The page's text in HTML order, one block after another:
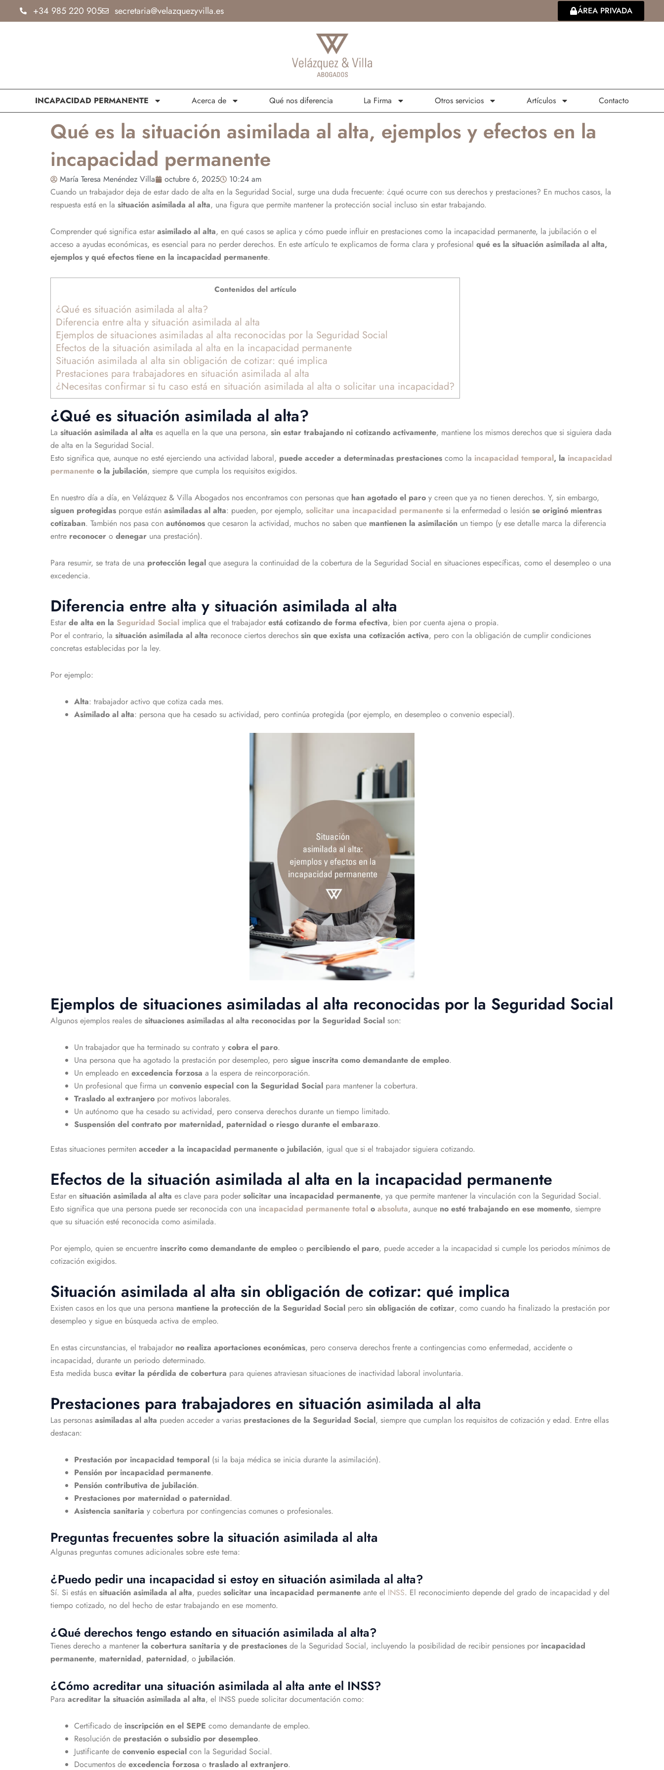
+34 985 220 905 secretaria@velazquezyvilla.es ÁREA PRIVADA
INCAPACIDAD PERMANENTE Acerca de Qué nos diferencia La Firma Otros servicios Artículos Contacto
Qué es la situación asimilada al alta, ejemplos y efectos en la
incapacidad permanente
María Teresa Menéndez Villa octubre 6, 2025
10:24 am
Cuando un trabajador deja de estar dado de alta en la Seguridad Social, surge una duda frecuente: ¿qué ocurre con sus derechos y prestaciones? En muchos casos, la
respuesta está en la situación asimilada al alta, una figura que permite mantener la protección social incluso sin estar trabajando.
Comprender qué significa estar asimilado al alta, en qué casos se aplica y cómo puede influir en prestaciones como la incapacidad permanente, la jubilación o el
acceso a ayudas económicas, es esencial para no perder derechos. En este artículo te explicamos de forma clara y profesional qué es la situación asimilada al alta,
ejemplos y qué efectos tiene en la incapacidad permanente.
Contenidos del artículo
¿Qué es situación asimilada al alta?
Diferencia entre alta y situación asimilada al alta
Ejemplos de situaciones asimiladas al alta reconocidas por la Seguridad Social
Efectos de la situación asimilada al alta en la incapacidad permanente
Situación asimilada al alta sin obligación de cotizar: qué implica
Prestaciones para trabajadores en situación asimilada al alta
¿Necesitas confirmar si tu caso está en situación asimilada al alta o solicitar una incapacidad?
¿Qué es situación asimilada al alta?
La situación asimilada al alta es aquella en la que una persona, sin estar trabajando ni cotizando activamente, mantiene los mismos derechos que si siguiera dada
de alta en la Seguridad Social.
Esto significa que, aunque no esté ejerciendo una actividad laboral, puede acceder a determinadas prestaciones como la incapacidad temporal, la incapacidad
permanente o la jubilación, siempre que cumpla los requisitos exigidos.
En nuestro día a día, en Velázquez & Villa Abogados nos encontramos con personas que han agotado el paro y creen que ya no tienen derechos. Y, sin embargo,
siguen protegidas porque están asimiladas al alta: pueden, por ejemplo, solicitar una incapacidad permanente si la enfermedad o lesión se originó mientras
cotizaban. También nos pasa con autónomos que cesaron la actividad, muchos no saben que mantienen la asimilación un tiempo (y ese detalle marca la diferencia
entre reconocer o denegar una prestación).
Para resumir, se trata de una protección legal que asegura la continuidad de la cobertura de la Seguridad Social en situaciones específicas, como el desempleo o una
excedencia.
Diferencia entre alta y situación asimilada al alta
Estar de alta en la Seguridad Social implica que el trabajador está cotizando de forma efectiva, bien por cuenta ajena o propia.
Por el contrario, la situación asimilada al alta reconoce ciertos derechos sin que exista una cotización activa, pero con la obligación de cumplir condiciones
concretas establecidas por la ley.
Por ejemplo:
Alta: trabajador activo que cotiza cada mes.
Asimilado al alta: persona que ha cesado su actividad, pero continúa protegida (por ejemplo, en desempleo o convenio especial).
Ejemplos de situaciones asimiladas al alta reconocidas por la Seguridad Social
Algunos ejemplos reales de situaciones asimiladas al alta reconocidas por la Seguridad Social son:
Un trabajador que ha terminado su contrato y cobra el paro.
Una persona que ha agotado la prestación por desempleo, pero sigue inscrita como demandante de empleo.
Un empleado en excedencia forzosa a la espera de reincorporación.
Un profesional que firma un convenio especial con la Seguridad Social para mantener la cobertura.
Traslado al extranjero por motivos laborales.
Un autónomo que ha cesado su actividad, pero conserva derechos durante un tiempo limitado.
Suspensión del contrato por maternidad, paternidad o riesgo durante el embarazo.
Estas situaciones permiten acceder a la incapacidad permanente o jubilación, igual que si el trabajador siguiera cotizando.
Efectos de la situación asimilada al alta en la incapacidad permanente
Estar en situación asimilada al alta es clave para poder solicitar una incapacidad permanente, ya que permite mantener la vinculación con la Seguridad Social.
Esto significa que una persona puede ser reconocida con una incapacidad permanente total o absoluta, aunque no esté trabajando en ese momento, siempre
que su situación esté reconocida como asimilada.
Por ejemplo, quien se encuentre inscrito como demandante de empleo o percibiendo el paro, puede acceder a la incapacidad si cumple los periodos mínimos de
cotización exigidos.
Situación asimilada al alta sin obligación de cotizar: qué implica
Existen casos en los que una persona mantiene la protección de la Seguridad Social pero sin obligación de cotizar, como cuando ha finalizado la prestación por
desempleo y sigue en búsqueda activa de empleo.
En estas circunstancias, el trabajador no realiza aportaciones económicas, pero conserva derechos frente a contingencias como enfermedad, accidente o
incapacidad, durante un periodo determinado.
Esta medida busca evitar la pérdida de cobertura para quienes atraviesan situaciones de inactividad laboral involuntaria.
Prestaciones para trabajadores en situación asimilada al alta
Las personas asimiladas al alta pueden acceder a varias prestaciones de la Seguridad Social, siempre que cumplan los requisitos de cotización y edad. Entre ellas
destacan:
Prestación por incapacidad temporal (si la baja médica se inicia durante la asimilación).
Pensión por incapacidad permanente.
Pensión contributiva de jubilación.
Prestaciones por maternidad o paternidad.
Asistencia sanitaria y cobertura por contingencias comunes o profesionales.
Preguntas frecuentes sobre la situación asimilada al alta
Algunas preguntas comunes adicionales sobre este tema:
¿Puedo pedir una incapacidad si estoy en situación asimilada al alta?
Sí. Si estás en situación asimilada al alta, puedes solicitar una incapacidad permanente ante el INSS. El reconocimiento depende del grado de incapacidad y del
tiempo cotizado, no del hecho de estar trabajando en ese momento.
¿Qué derechos tengo estando en situación asimilada al alta?
Tienes derecho a mantener la cobertura sanitaria y de prestaciones de la Seguridad Social, incluyendo la posibilidad de recibir pensiones por incapacidad
permanente, maternidad, paternidad, o jubilación.
¿Cómo acreditar una situación asimilada al alta ante el INSS?
Para acreditar la situación asimilada al alta, el INSS puede solicitar documentación como:
Certificado de inscripción en el SEPE como demandante de empleo.
Resolución de prestación o subsidio por desempleo.
Justificante de convenio especial con la Seguridad Social.
Documentos de excedencia forzosa o traslado al extranjero.